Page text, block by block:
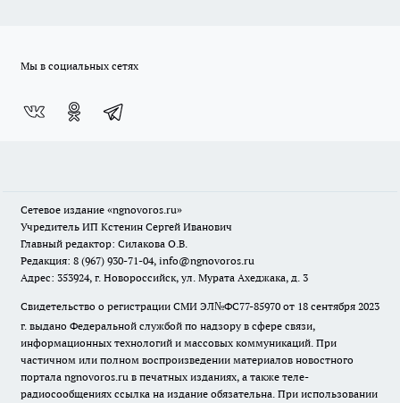
Мы в социальных сетях
Сетевое издание «ngnovoros.ru»
Учредитель ИП Кстенин Сергей Иванович
Главный редактор: Силакова О.В.
Редакция: 8 (967) 930-71-04, info@ngnovoros.ru
Адрес: 353924, г. Новороссийск, ул. Мурата Ахеджака, д. 3
Свидетельство о регистрации СМИ ЭЛ№ФС77-85970 от 18 сентября 2023
г. выдано Федеральной службой по надзору в сфере связи,
информационных технологий и массовых коммуникаций. При
частичном или полном воспроизведении материалов новостного
портала ngnovoros.ru в печатных изданиях, а также теле-
радиосообщениях ссылка на издание обязательна. При использовании